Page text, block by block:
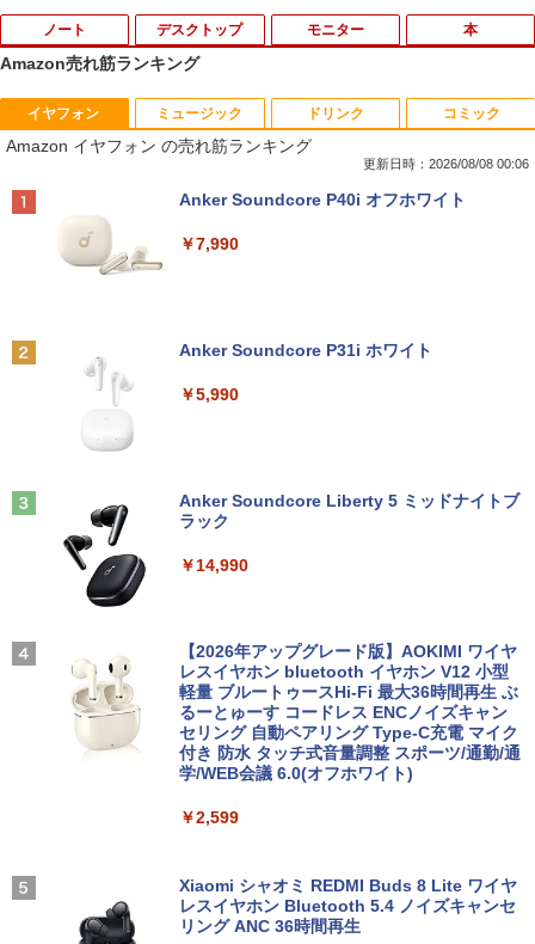
ノート デスクトップ モニター 本
1
数学 大学入試問題解答集 2026 国公立大
編
￥5,665
目黒三吉 ]
￥726
領地改革に励みます〜the letter from Bo
ule〜 5【電子書店共通特典イラスト
楽譜 吹奏楽J−POP 好きすぎて滅！〔Gra
de 3〕／M！LK【沖縄・離島以外送料無
料】
￥5,940
U ]
￥792
Amazon売れ筋ランキング
イヤフォン
Amazon イヤフォン の売れ筋ランキング
更新日時：2026/08/08 00:06
Anker Soundcore P40i オフホワイト
￥7,990
Anker Soundcore P31i ホワイト
￥5,990
Anker Soundcore Liberty 5 ミッドナイトブ
ラック
￥14,990
【2026年アップグレード版】AOKIMI ワイヤ
レスイヤホン bluetooth イヤホン V12 小型
軽量 ブルートゥースHi-Fi 最大36時間再生 ぶ
るーとゅーす コードレス ENCノイズキャン
セリング 自動ペアリング Type-C充電 マイク
付き 防水 タッチ式音量調整 スポーツ/通勤/通
学/WEB会議 6.0(オフホワイト)
￥2,599
Xiaomi シャオミ REDMI Buds 8 Lite ワイヤ
レスイヤホン Bluetooth 5.4 ノイズキャンセ
リング ANC 36時間再生
ミュージック ドリンク コミック